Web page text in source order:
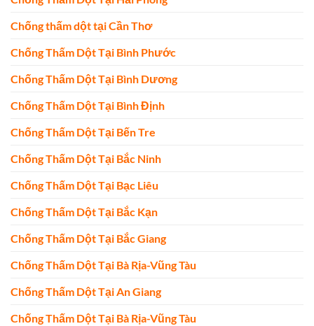
Chống thấm dột tại Cần Thơ
Chống Thấm Dột Tại Bình Phước
Chống Thấm Dột Tại Bình Dương
Chống Thấm Dột Tại Bình Định
Chống Thấm Dột Tại Bến Tre
Chống Thấm Dột Tại Bắc Ninh
Chống Thấm Dột Tại Bạc Liêu
Chống Thấm Dột Tại Bắc Kạn
Chống Thấm Dột Tại Bắc Giang
Chống Thấm Dột Tại Bà Rịa-Vũng Tàu
Chống Thấm Dột Tại An Giang
Chống Thấm Dột Tại Bà Rịa-Vũng Tàu